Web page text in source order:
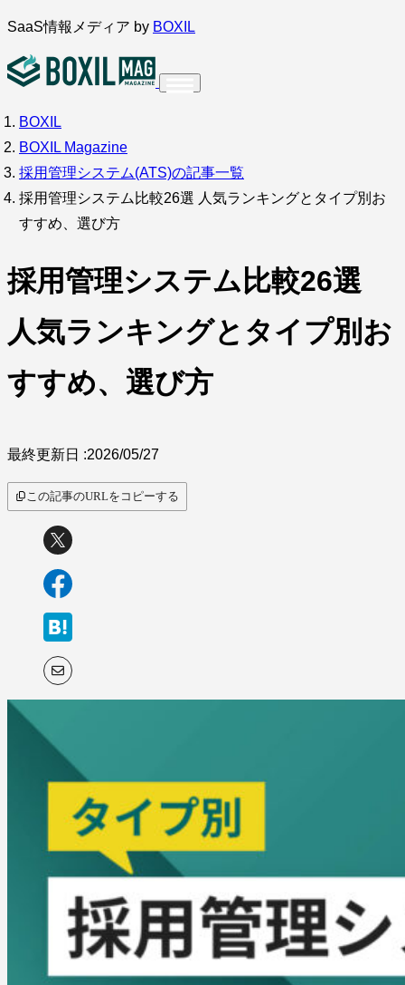
内
を
キ
ッ
プ
SaaS情報メディア by BOXIL
インタビュー
サービス比較 キーワードから探す
SaaS情報メディア by BOXIL
BOXIL
BOXIL Magazine
採用管理システム(ATS)の記事一覧
採用管理システム比較26選 人気ランキングとタイプ別お
すすめ、選び方
採用管理システム比較26選
人気ランキングとタイプ別お
すすめ、選び方
最終更新日 :2026/05/27
この記事のURLをコピーする